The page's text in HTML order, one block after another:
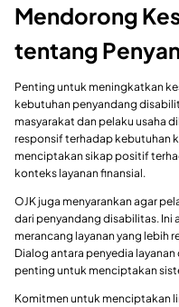
Mendorong
tentang
Penting untuk meningkatkan
kebutuhan penyandang
masyarakat dan pelaku usaha
responsif terhadap kebutuhan
menciptakan sikap positif
konteks layanan finansial.
OJK juga menyarankan agar
dari penyandang disabilitas. Ini
merancang layanan yang lebih
Dialog antara penyedia
penting untuk menciptakan
Komitmen untuk menciptakan